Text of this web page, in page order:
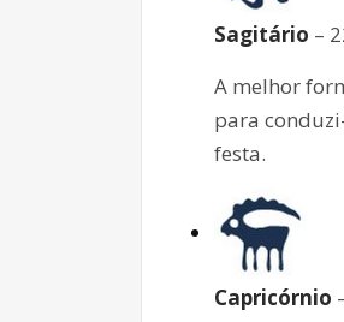
Sagitário –
A melhor
para
festa.
Capricórnio